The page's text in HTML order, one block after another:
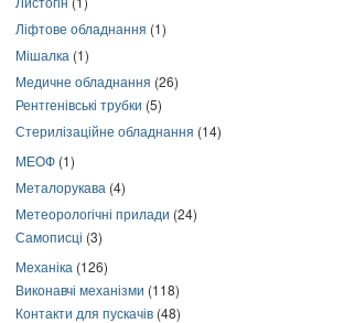
Ліфтове обладнання (1)
Мішалка (1)
Медичне обладнання (26)
Рентгенівські трубки (5)
Стерилізаційне обладнання (14)
МЕОФ (1)
Металорукава (4)
Метеорологічні прилади (24)
Самописці (3)
Механіка (126)
Виконавчі механізми (118)
Контакти для пускачів (48)